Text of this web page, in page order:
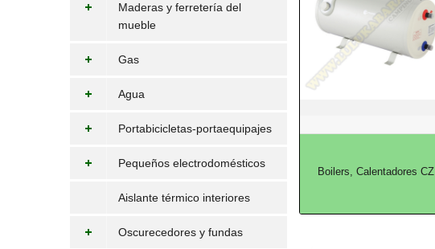
Maderas y ferretería del
mueble
Gas
Agua
Portabicicletas-portaequipajes
Pequeños electrodomésticos
Aislante térmico interiores
Oscurecedores y fundas
Boilers, Calentadores CZ